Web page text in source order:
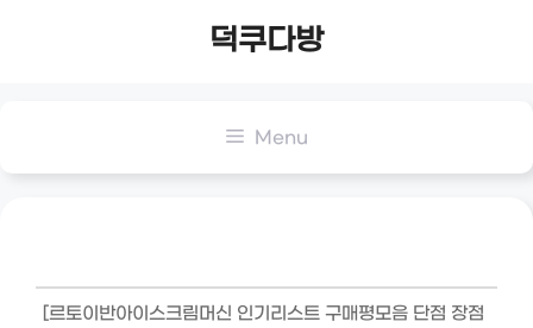
덕쿠다방
Menu
[르토이반아이스크림머신 인기리스트 구매평모음 단점 장점